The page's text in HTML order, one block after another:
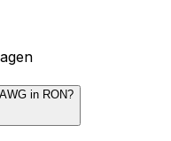
in RON?